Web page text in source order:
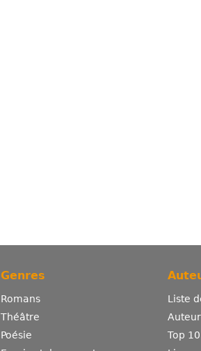
Genres
Romans
Théâtre
Poésie
Liste
Top